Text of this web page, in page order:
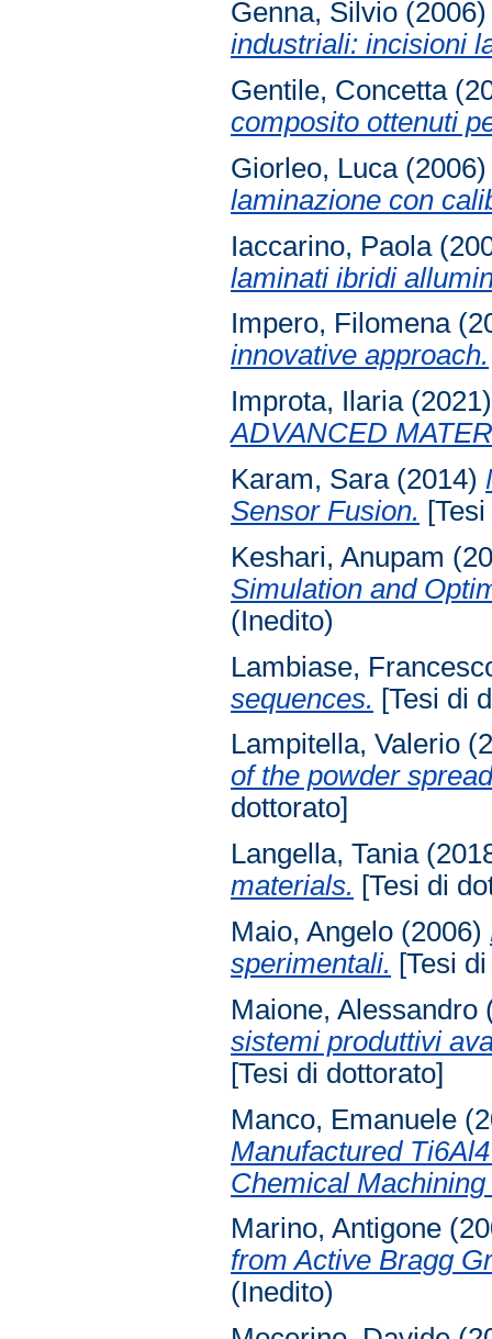
Genna, Silvio
industriali: incisioni
Gentile, Concetta
composito ottenuti
Giorleo, Luca
laminazione con
Iaccarino, Paola
laminati ibridi
Impero, Filomena
innovative approach.
Improta, Ilaria
ADVANCED
Karam, Sara(2014)
Sensor Fusion.
Keshari, Anupam
Simulation and
(Inedito)
Lambiase,
sequences. [Tesi di
Lampitella, Valerio
of the powder
dottorato]
Langella, Tania
materials. [Tesi di
Maio, Angelo (2006)
sperimentali. [Tesi
Maione, Alessandro
sistemi produttivi
[Tesi di dottorato]
Manco, Emanuele
Manufactured
Chemical
Marino, Antigone
from Active Bragg
(Inedito)